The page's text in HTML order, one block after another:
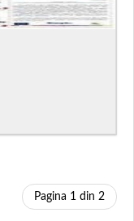
Pagina 1 din 2